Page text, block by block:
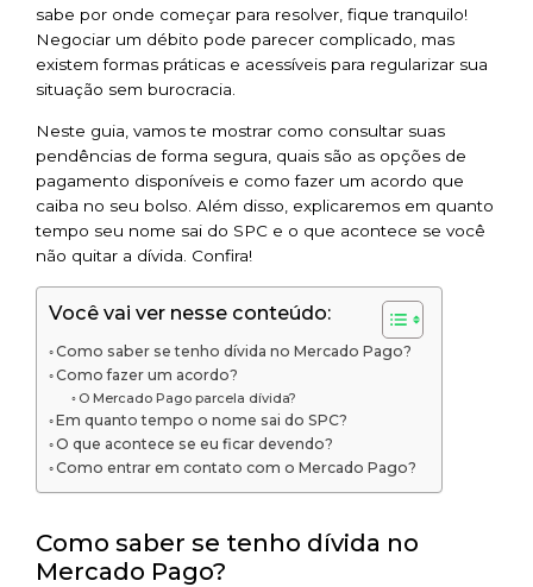
sabe por onde começar para resolver, fique tranquilo!
Negociar um débito pode parecer complicado, mas
existem formas práticas e acessíveis para regularizar sua
situação sem burocracia.
Neste guia, vamos te mostrar como consultar suas
pendências de forma segura, quais são as opções de
pagamento disponíveis e como fazer um acordo que
caiba no seu bolso. Além disso, explicaremos em quanto
tempo seu nome sai do SPC e o que acontece se você
não quitar a dívida. Confira!
Você vai ver nesse conteúdo:
Como saber se tenho dívida no Mercado Pago?
Como fazer um acordo?
O Mercado Pago parcela dívida?
Em quanto tempo o nome sai do SPC?
O que acontece se eu ficar devendo?
Como entrar em contato com o Mercado Pago?
Como saber se tenho dívida no
Mercado Pago?